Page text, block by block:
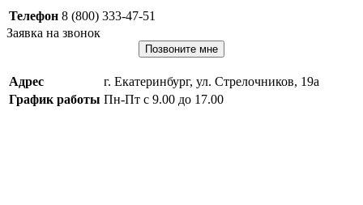
Телефон 8 (800) 333-47-51
Заявка на звонок
Позвоните мне
Адрес
г. Екатеринбург, ул. Стрелочников, 19а
График работы Пн-Пт с 9.00 до 17.00